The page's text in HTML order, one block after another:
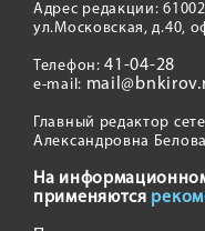
Адрес редакции:
ул.Московская, д.40,
Телефон:41-04-28
e-mail:
Главный редактор
Александровна Белова
На
применяются